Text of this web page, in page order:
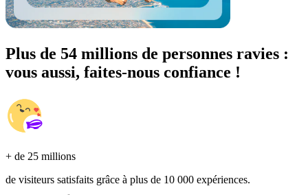
Plus de 54 millions de personnes ravies :
vous aussi, faites-nous confiance !
+ de 25 millions
de visiteurs satisfaits grâce à plus de 10 000 expériences.